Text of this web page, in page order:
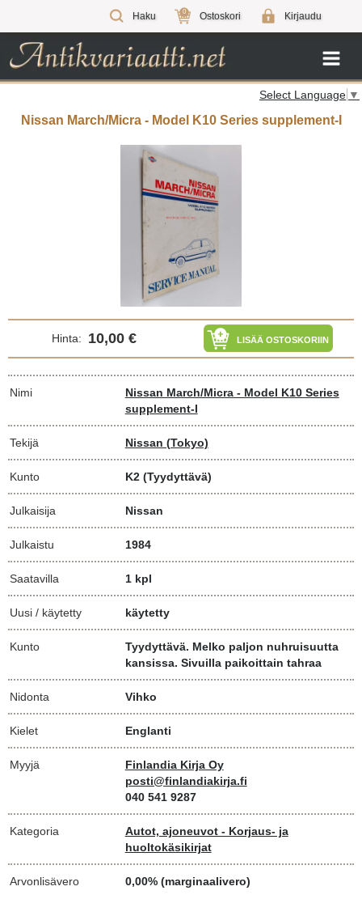
Haku 0 Ostoskori Kirjaudu
Select Language ▼
Nissan March/Micra - Model K10 Series supplement-I
Hinta: 10,00 € LISÄÄ OSTOSKORIIN
Nimi
Nissan March/Micra - Model K10 Series
supplement-I
Tekijä Nissan (Tokyo)
Kunto K2 (Tyydyttävä)
Julkaisija Nissan
Julkaistu 1984
Saatavilla 1 kpl
Uusi / käytetty käytetty
Kunto
Tyydyttävä. Melko paljon nuhruisuutta
kansissa. Sivuilla paikoittain tahraa
Nidonta Vihko
Kielet Englanti
Myyjä
Finlandia Kirja Oy
posti@finlandiakirja.fi
040 541 9287
Kategoria
Autot, ajoneuvot - Korjaus- ja
huoltokäsikirjat
Arvonlisävero 0,00% (marginaalivero)